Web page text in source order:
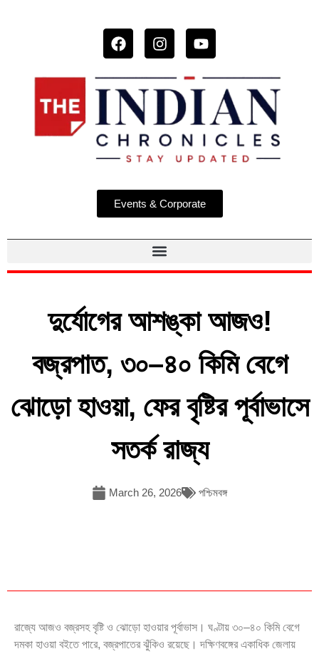
Events & Corporate
দুর্যোগের আশঙ্কা আজও!
বজ্রপাত, ৩০–৪০ কিমি বেগে
ঝোড়ো হাওয়া, ফের বৃষ্টির পূর্বাভাসে
সতর্ক রাজ্য
March 26, 2026 পশ্চিমবঙ্গ
রাজ্যে আজও বজ্রসহ বৃষ্টি ও ঝোড়ো হাওয়ার পূর্বাভাস। ঘণ্টায় ৩০–৪০ কিমি বেগে
দমকা হাওয়া বইতে পারে, বজ্রপাতের ঝুঁকিও রয়েছে। দক্ষিণবঙ্গের একাধিক জেলায়